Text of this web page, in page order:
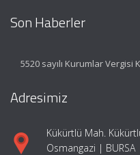
Son Haberler
5520 sayılı Kurumlar
Adresimiz
Kükürtlü Mah.
Osmangazi | BURSA